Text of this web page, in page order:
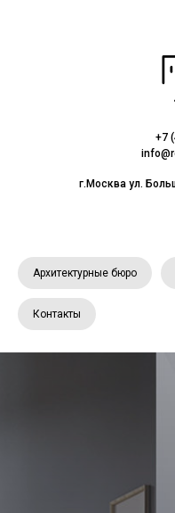
+7
г.Москва ул.
Архитектурные бюро
Контакты